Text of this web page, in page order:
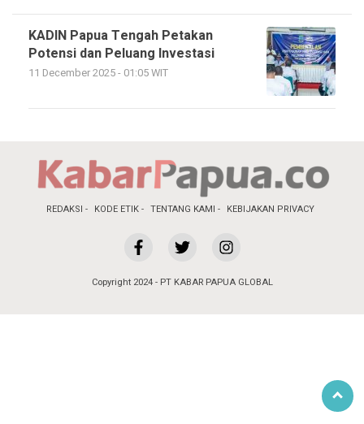
KADIN Papua Tengah Petakan
Potensi dan Peluang Investasi
11 December 2025 - 01:05 WIT
REDAKSI KODE ETIK TENTANG KAMI KEBIJAKAN PRIVACY
Copyright 2024 - PT KABAR PAPUA GLOBAL